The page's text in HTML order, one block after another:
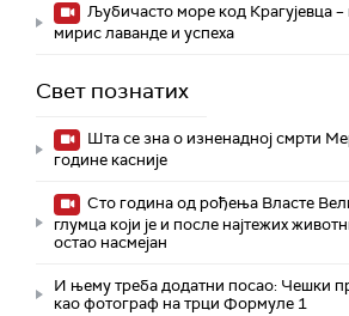
Љубичасто море код Крагујевца
мирис лаванде и успеха
Свет познатих
Шта се зна о изненадној смрти
године касније
Сто година од рођења Власте
глумца који је и после најтежих
остао насмејан
И њему треба додатни посао: Чешки
као фотограф на трци Формуле 1